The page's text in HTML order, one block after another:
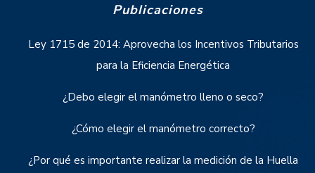
Publicaciones
Ley 1715 de 2014: Aprovecha los Incentivos Tributarios
para la Eficiencia Energética
¿Debo elegir el manómetro lleno o seco?
¿Cómo elegir el manómetro correcto?
¿Por qué es importante realizar la medición de la Huella